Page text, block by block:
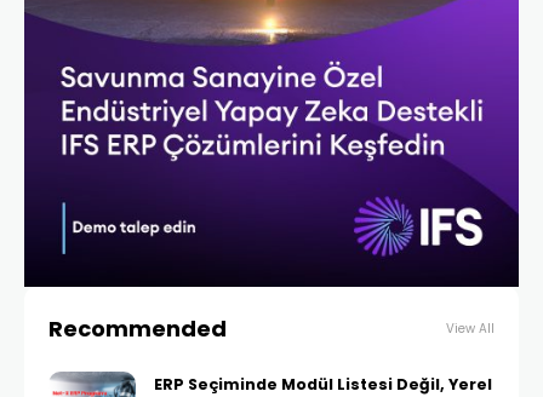
Recommended View All
ERP Seçiminde Modül Listesi Değil, Yerel